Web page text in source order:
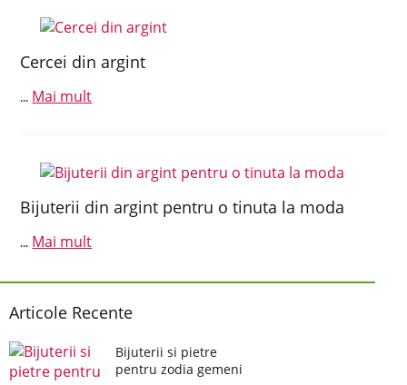
Cercei din argint
... Mai mult
Bijuterii din argint pentru o tinuta la moda
... Mai mult
Articole Recente
Bijuterii si pietre
pentru zodia gemeni